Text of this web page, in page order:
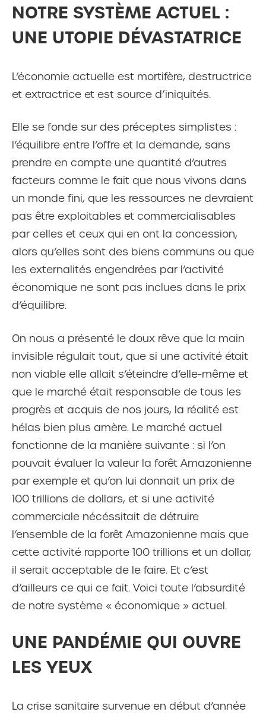
NOTRE SYSTÈME ACTUEL :
UNE UTOPIE DÉVASTATRICE
L’économie actuelle est mortifère, destructrice
et extractrice et est source d’iniquités.
Elle se fonde sur des préceptes simplistes :
l’équilibre entre l’offre et la demande, sans
prendre en compte une quantité d’autres
facteurs comme le fait que nous vivons dans
un monde fini, que les ressources ne devraient
pas être exploitables et commercialisables
par celles et ceux qui en ont la concession,
alors qu’elles sont des biens communs ou que
les externalités engendrées par l’activité
économique ne sont pas inclues dans le prix
d’équilibre.
On nous a présenté le doux rêve que la main
invisible régulait tout, que si une activité était
non viable elle allait s’éteindre d’elle-même et
que le marché était responsable de tous les
progrès et acquis de nos jours, la réalité est
hélas bien plus amère. Le marché actuel
fonctionne de la manière suivante : si l’on
pouvait évaluer la valeur la forêt Amazonienne
par exemple et qu’on lui donnait un prix de
100 trillions de dollars, et si une activité
commerciale nécéssitait de détruire
l’ensemble de la forêt Amazonienne mais que
cette activité rapporte 100 trillions et un dollar,
il serait acceptable de le faire. Et c’est
d’ailleurs ce qui ce fait. Voici toute l’absurdité
de notre système « économique » actuel.
UNE PANDÉMIE QUI OUVRE
LES YEUX
La crise sanitaire survenue en début d’année